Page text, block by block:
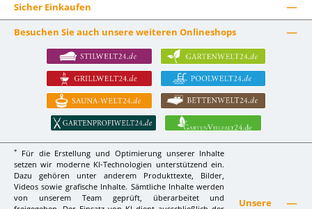
Sicher Einkaufen
Besuchen Sie auch unsere weiteren Onlineshops
*
Für die Erstellung und Optimierung unserer Inhalte
setzen wir moderne KI-Technologien unterstützend ein.
Dazu gehören unter anderem Produkttexte, Bilder,
Videos sowie grafische Inhalte. Sämtliche Inhalte werden
von unserem Team geprüft, überarbeitet und
Unsere